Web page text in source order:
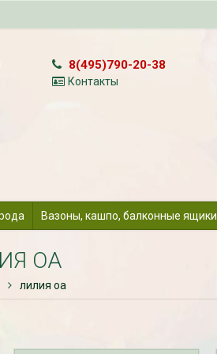
8(495)790-20-38
Контакты
Вазоны, кашпо, балконные ящики
ОА
лилия оа